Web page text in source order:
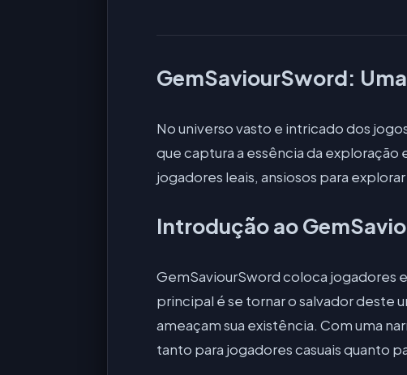
GemSaviourSword:
No universo vasto e intricado dos
que captura a essência da
jogadores leais, ansiosos para
Introdução ao
GemSaviourSword coloca jogadores
principal é se tornar o salvador deste
ameaçam sua existência. Com uma
tanto para jogadores casuais quanto